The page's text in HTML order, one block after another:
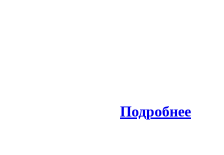
Подробнее